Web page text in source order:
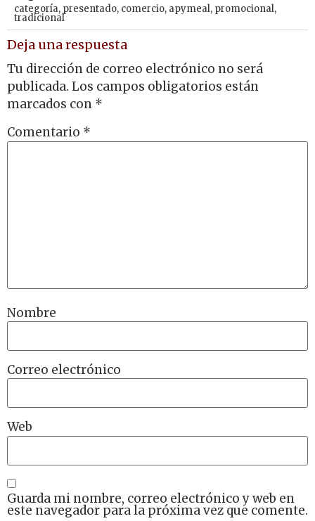
categoría, presentado, comercio, apymeal, promocional,
tradicional
Deja una respuesta
Tu dirección de correo electrónico no será
publicada. Los campos obligatorios están
marcados con *
Comentario *
Nombre
Correo electrónico
Web
Guarda mi nombre, correo electrónico y web en
este navegador para la próxima vez que comente.